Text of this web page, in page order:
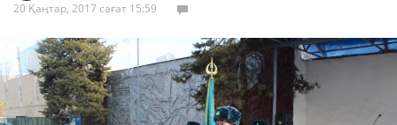
20 Қаңтар, 2017 сағат 15:59